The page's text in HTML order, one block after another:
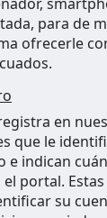
para de
ofrecerle
en
que le
e indican
portal.
su